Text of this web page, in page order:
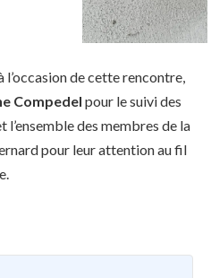
l’occasion de cette rencontre,
Compedel pour le suivi des
l’ensemble des membres de la
pour leur attention au fil